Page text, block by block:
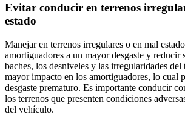
Evitar conducir en terrenos
estado
Manejar en terrenos irregulares o en mal
amortiguadores a un mayor desgaste y
baches, los desniveles y las irregularidades del
mayor impacto en los amortiguadores, lo cual
desgaste prematuro. Es importante conducir
los terrenos que presenten condiciones
del vehículo.